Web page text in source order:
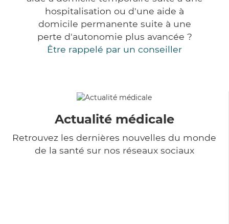
hospitalisation ou d'une aide à
domicile permanente suite à une
perte d'autonomie plus avancée ?
Être rappelé par un conseiller
Actualité médicale
Retrouvez les dernières nouvelles du monde
de la santé sur nos réseaux sociaux